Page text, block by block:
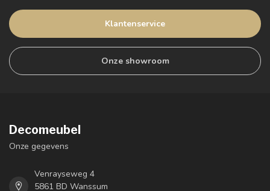
Klantenservice
Onze showroom
Decomeubel
Onze gegevens
Venrayseweg 4
5861 BD Wanssum